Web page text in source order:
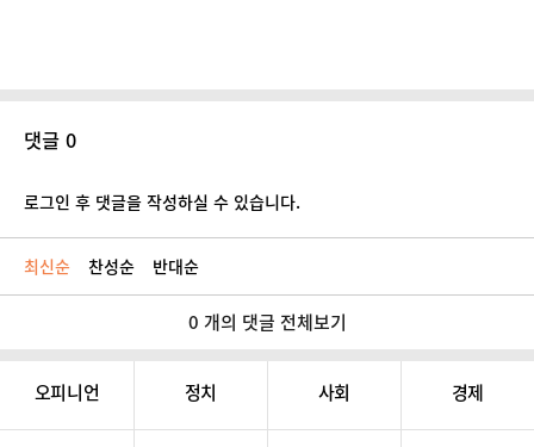
댓글 0
로그인 후 댓글을 작성하실 수 있습니다.
최신순 찬성순 반대순
0 개의 댓글 전체보기
오피니언 정치 사회 경제